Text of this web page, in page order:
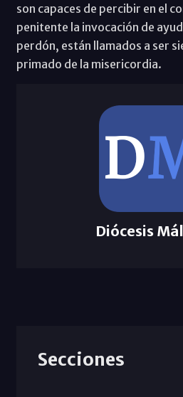
son capaces de percibir en el
penitente la invocación de
perdón, están llamados a ser
primado de la misericordia.
Diócesis
Secciones